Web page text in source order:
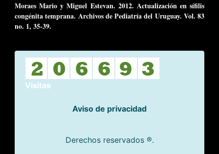
Moraes Mario y Miguel Estevan. 2012. Actualización en sífilis
congénita temprana. Archivos de Pediatría del Uruguay. Vol. 83
no. 1, 35-39.
Visitas
Aviso de privacidad
Derechos reservados ®.